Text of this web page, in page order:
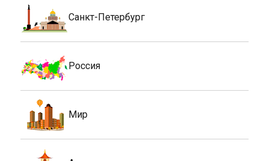
Санкт-Петербург
Россия
Мир